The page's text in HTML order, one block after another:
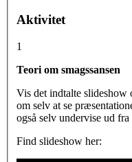
Aktivitet
1
Teori om smagssansen
Vis det indtalte slideshow
om selv at se
også selv undervise ud
Find slideshow her: